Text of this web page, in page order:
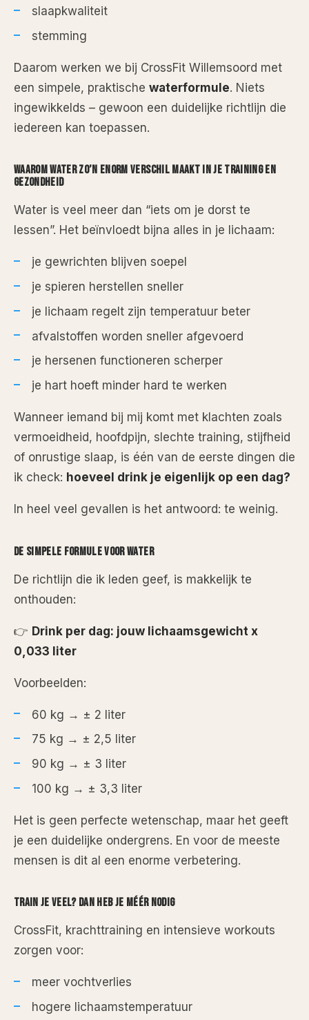
slaapkwaliteit
stemming
Daarom werken we bij CrossFit Willemsoord met
een simpele, praktische waterformule. Niets
ingewikkelds – gewoon een duidelijke richtlijn die
iedereen kan toepassen.
WAAROM WATER ZO’N ENORM VERSCHIL MAAKT IN JE TRAINING EN
GEZONDHEID
Water is veel meer dan “iets om je dorst te
lessen”. Het beïnvloedt bijna alles in je lichaam:
je gewrichten blijven soepel
je spieren herstellen sneller
je lichaam regelt zijn temperatuur beter
afvalstoffen worden sneller afgevoerd
je hersenen functioneren scherper
je hart hoeft minder hard te werken
Wanneer iemand bij mij komt met klachten zoals
vermoeidheid, hoofdpijn, slechte training, stijfheid
of onrustige slaap, is één van de eerste dingen die
ik check: hoeveel drink je eigenlijk op een dag?
In heel veel gevallen is het antwoord: te weinig.
DE SIMPELE FORMULE VOOR WATER
De richtlijn die ik leden geef, is makkelijk te
onthouden:
👉 Drink per dag: jouw lichaamsgewicht x
0,033 liter
Voorbeelden:
60 kg → ± 2 liter
75 kg → ± 2,5 liter
90 kg → ± 3 liter
100 kg → ± 3,3 liter
Het is geen perfecte wetenschap, maar het geeft
je een duidelijke ondergrens. En voor de meeste
mensen is dit al een enorme verbetering.
TRAIN JE VEEL? DAN HEB JE MÉÉR NODIG
CrossFit, krachttraining en intensieve workouts
zorgen voor:
meer vochtverlies
hogere lichaamstemperatuur